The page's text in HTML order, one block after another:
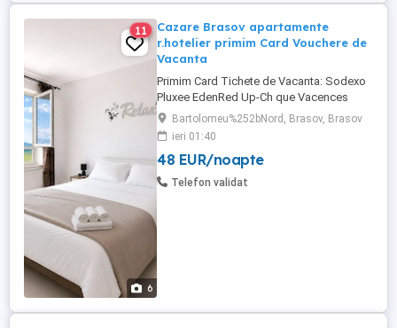
6
11
Cazare Brasov apartamente
r.hotelier primim Card Vouchere de
Vacanta
Primim Card Tichete de Vacanta: Sodexo
Pluxee EdenRed Up-Ch que Vacences
Oferim spre inchiriere apartamente lux cu
2 camere,in cartierul rezidential
Avantgarden 3 Brasov. Capacitate de 4
persoane. Apartamentul dispune de un
dormitor cu pat matrimonial,balcon cu
Bartolomeu%252bNord, Brasov, Brasov
ieri 01:40
48 EUR/noapte
Telefon validat